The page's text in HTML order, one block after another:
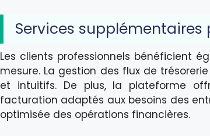
Services
Les clients professionnels bénéficient
mesure. La gestion des flux de
et intuitifs. De plus, la plateforme
facturation adaptés aux besoins des
optimisée des opérations financières.